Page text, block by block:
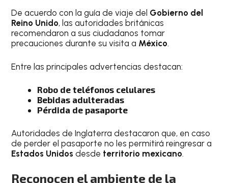
De acuerdo con la guía de viaje del Gobierno del
Reino Unido, las autoridades británicas
recomendaron a sus ciudadanos tomar
precauciones durante su visita a México.
Entre las principales advertencias destacan:
Robo de teléfonos celulares
Bebidas adulteradas
Pérdida de pasaporte
Autoridades de Inglaterra destacaron que, en caso
de perder el pasaporte no les permitirá reingresar a
Estados Unidos desde territorio mexicano.
Reconocen el ambiente de la